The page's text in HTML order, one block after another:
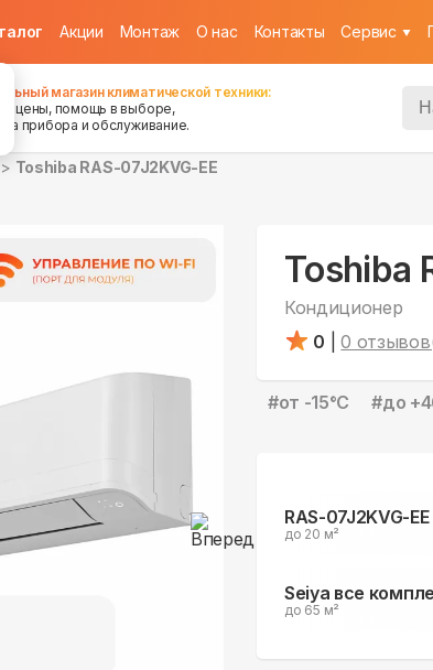
Акции Монтаж О нас Контакты Cервис
магазин климатической техники:
цены, помощь в выборе,
прибора и обслуживание.
Toshiba RAS-07J2KVG-EE
Toshiba
Кондиционер
0
0
#от -15°С #до
RAS-07J2KVG-EE
до 20 м²
Seiya все
до 65 м²